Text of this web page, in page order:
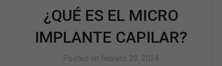
¿QUÉ ES EL MICRO
IMPLANTE CAPILAR?
Posted on febrero 29, 2024